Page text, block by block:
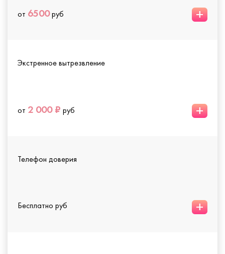
от 6500руб +
Экстренное вытрезвление
от 2 000 ₽ руб +
Телефон доверия
Бесплатно руб +